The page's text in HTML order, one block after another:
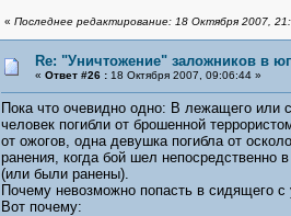
« Последнее редактирование: 18 Октября 2007,
Re: "Уничтожение" заложников в
« Ответ #26 : 18 Октября 2007, 09:06:44 »
Пока что очевидно одно: В лежащего или
человек погибли от брошенной
от ожогов, одна девушка погибла от
ранения, когда бой шел непосредственно
(или были ранены).
Почему невозможно попасть в сидящего с
Вот почему: